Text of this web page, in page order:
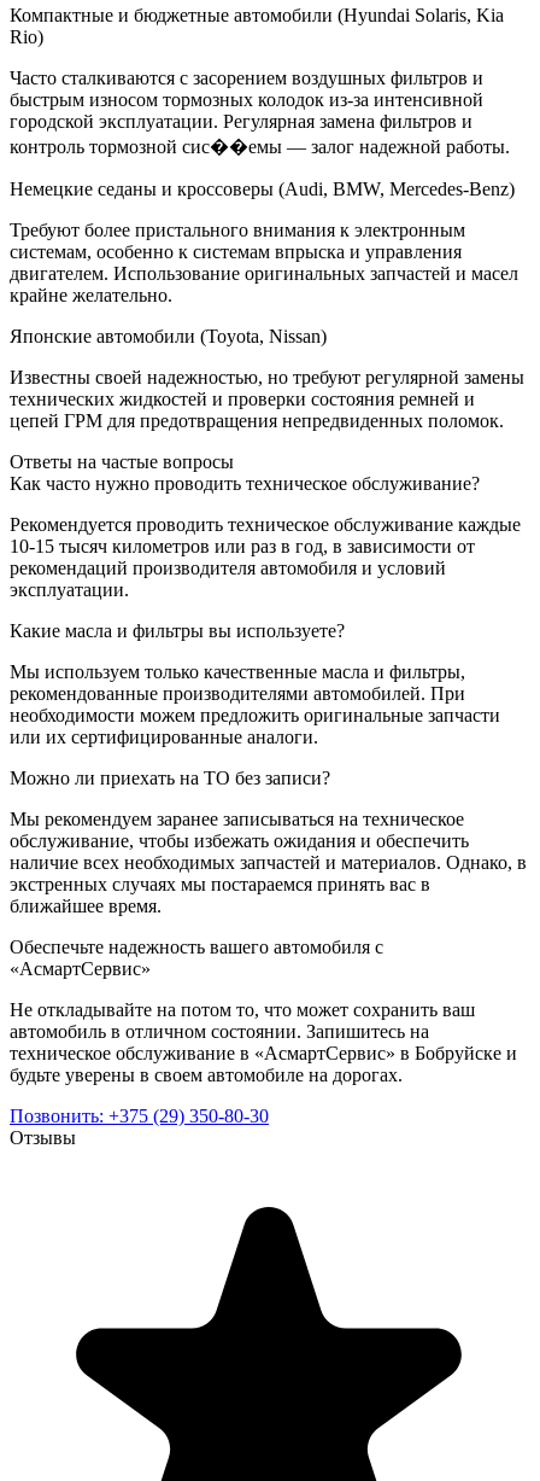
Компактные и бюджетные автомобили (Hyundai Solaris, Kia
Rio)
Часто сталкиваются с засорением воздушных фильтров и
быстрым износом тормозных колодок из-за интенсивной
городской эксплуатации. Регулярная замена фильтров и
контроль тормозной сис��емы — залог надежной работы.
Немецкие седаны и кроссоверы (Audi, BMW, Mercedes-Benz)
Требуют более пристального внимания к электронным
системам, особенно к системам впрыска и управления
двигателем. Использование оригинальных запчастей и масел
крайне желательно.
Японские автомобили (Toyota, Nissan)
Известны своей надежностью, но требуют регулярной замены
технических жидкостей и проверки состояния ремней и
цепей ГРМ для предотвращения непредвиденных поломок.
Ответы на частые вопросы
Как часто нужно проводить техническое обслуживание?
Рекомендуется проводить техническое обслуживание каждые
10-15 тысяч километров или раз в год, в зависимости от
рекомендаций производителя автомобиля и условий
эксплуатации.
Какие масла и фильтры вы используете?
Мы используем только качественные масла и фильтры,
рекомендованные производителями автомобилей. При
необходимости можем предложить оригинальные запчасти
или их сертифицированные аналоги.
Можно ли приехать на ТО без записи?
Мы рекомендуем заранее записываться на техническое
обслуживание, чтобы избежать ожидания и обеспечить
наличие всех необходимых запчастей и материалов. Однако, в
экстренных случаях мы постараемся принять вас в
ближайшее время.
Обеспечьте надежность вашего автомобиля с
«АсмартСервис»
Не откладывайте на потом то, что может сохранить ваш
автомобиль в отличном состоянии. Запишитесь на
техническое обслуживание в «АсмартСервис» в Бобруйске и
будьте уверены в своем автомобиле на дорогах.
Позвонить: +375 (29) 350-80-30
Отзывы